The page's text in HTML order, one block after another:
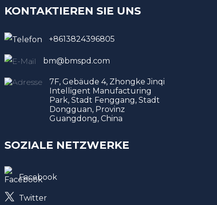
KONTAKTIEREN SIE UNS
+8613824396805
bm@bmspd.com
7F, Gebäude 4, Zhongke Jinqi
Intelligent Manufacturing
Park, Stadt Fenggang, Stadt
Dongguan, Provinz
Guangdong, China
SOZIALE NETZWERKE
Facebook
Twitter